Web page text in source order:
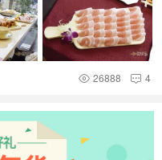
 4
 26888